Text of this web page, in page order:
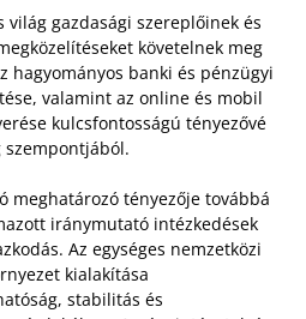
világ gazdasági szereplőinek és
követelnek meg
hagyományos banki és pénzügyi
valamint az online és mobil
kulcsfontosságú tényezővé
szempontjából.
meghatározó tényezője továbbá
iránymutató intézkedések
Az egységes nemzetközi
kialakítása
stabilitás és